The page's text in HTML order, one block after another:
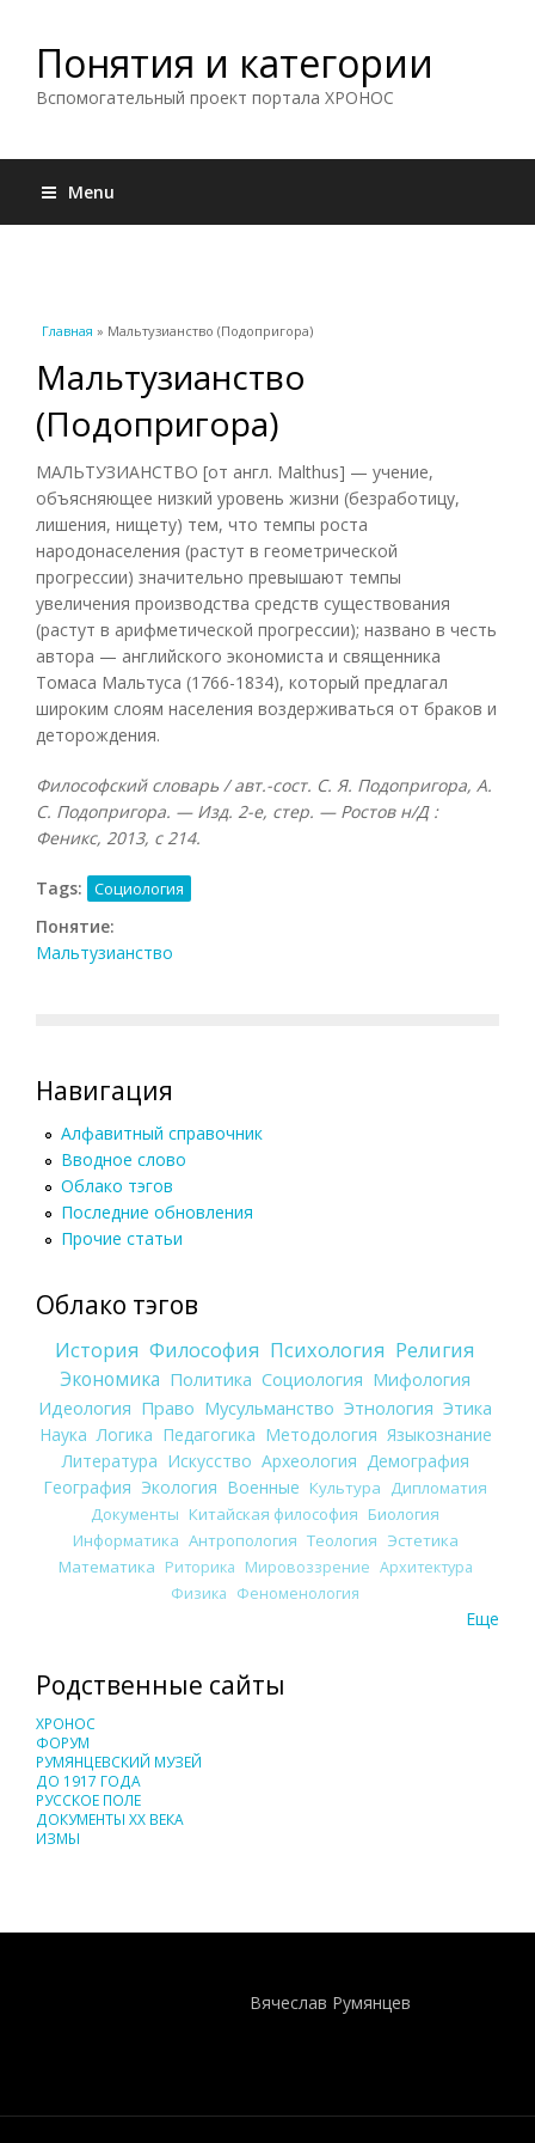
Понятия и категории
Вспомогательный проект портала ХРОНОС
Menu
Вы здесь
Главная » Мальтузианство (Подопригора)
Мальтузианство
(Подопригора)
МАЛЬТУЗИАНСТВО [от англ. Malthus] — учение,
объясняющее низкий уровень жизни (безработицу,
лишения, нищету) тем, что темпы роста
народонаселения (растут в геометрической
прогрессии) значительно превышают темпы
увеличения производства средств существования
(растут в арифметической прогрессии); названо в честь
автора — английского экономиста и священника
Томаса Мальтуса (1766-1834), который предлагал
широким слоям населения воздерживаться от браков и
деторождения.
Философский словарь / авт.-сост. С. Я. Подопригора, А.
С. Подопригора. — Изд. 2-е, стер. — Ростов н/Д :
Феникс, 2013, с 214.
Tags: Социология
Понятие:
Мальтузианство
Навигация
Алфавитный справочник
Вводное слово
Облако тэгов
Последние обновления
Прочие статьи
Облако тэгов
История Философия Психология Религия
Экономика Политика Социология Мифология
Идеология Право Мусульманство Этнология Этика
Наука Логика Педагогика Методология Языкознание
Литература Искусство Археология Демография
География Экология Военные Культура
Дипломатия
Документы Китайская философия Биология
Информатика Антропология Теология Эстетика
Математика Риторика Мировоззрение Архитектура
Физика Феноменология
Еще
Родственные сайты
ХРОНОС
ФОРУМ
РУМЯНЦЕВСКИЙ МУЗЕЙ
ДО 1917 ГОДА
РУССКОЕ ПОЛЕ
ДОКУМЕНТЫ XX ВЕКА
ИЗМЫ
Вячеслав Румянцев